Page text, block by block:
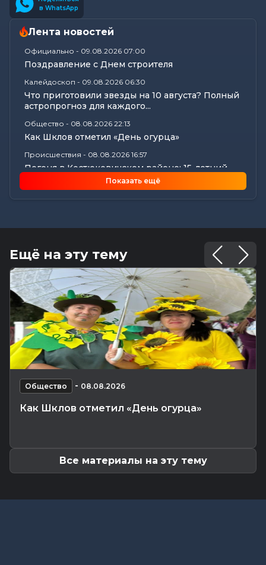
в WhatsApp
Лента новостей
Официально - 09.08.2026 07:00
Поздравление с Днем строителя
Калейдоскоп - 09.08.2026 06:30
Что приготовили звезды на 10 августа? Полный
астропрогноз для каждого...
Общество - 08.08.2026 22:13
Как Шклов отметил «День огурца»
Происшествия - 08.08.2026 16:57
Погоня в Костюковичском районе: 15-летний
мотоциклист пытался...
Смертельное ДТП в Белыничском районе:
мотоциклист погиб на месте
Общество -08.08.2026 15:00
Погода 9 августа в Могилевской области: без
осадков и комфортные...
Видеоновости -08.08.2026 10:04
Готовим вкусно | медальоны из говядины, салат
с баклажанами, заливной...
Калейдоскоп 08.08.2026 06:30
Что приготовили звезды на 9 августа:
инструкции по управлению судьбой
Главное -07.08.2026 20:30
Показать ещё
Ещё на эту тему
Общество - 08.08.2026
Как Шклов отметил «День огурца»
Все материалы на эту тему